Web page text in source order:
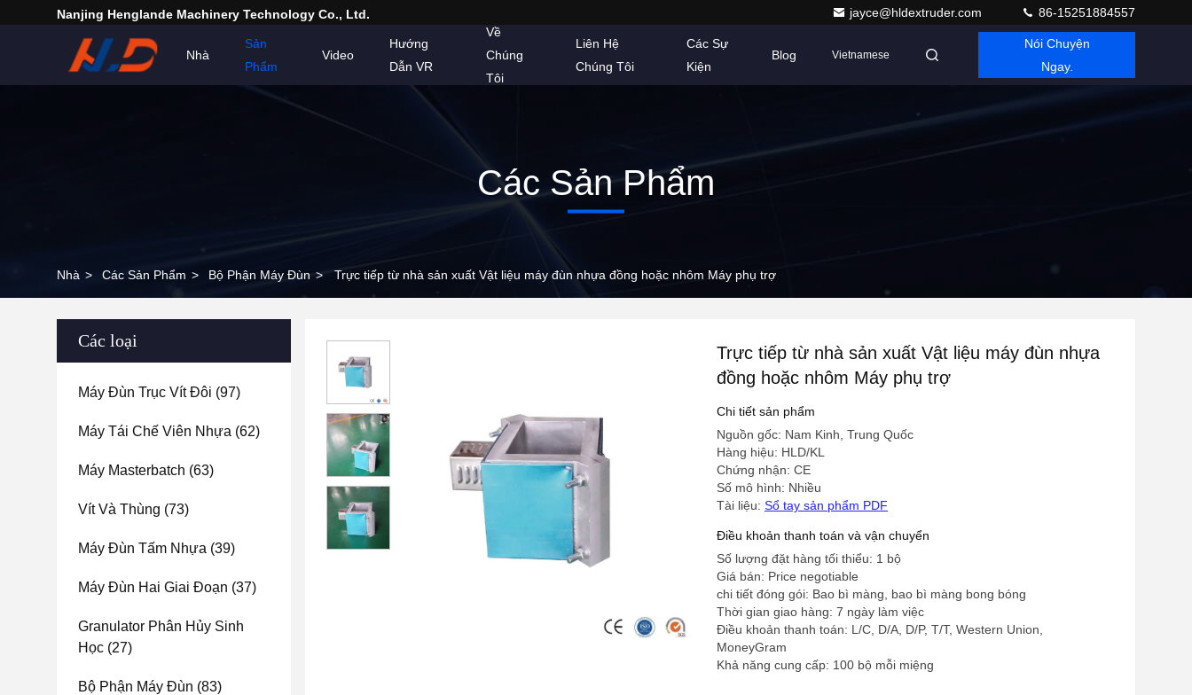
Nanjing Henglande Machinery Technology Co., Ltd. jayce@hldextruder.com 86-15251884557
Nhà
Sản
Phẩm
Video
Hướng
Dẫn VR
Về
Chúng
Tôi
Liên Hệ
Chúng Tôi
Các Sự
Kiện
Blog Vietnamese
Nói Chuyện
Ngay.
Các Sản Phẩm
Nhà > Các Sản Phẩm > Bộ Phận Máy Đùn > Trực tiếp từ nhà sản xuất Vật liệu máy đùn nhựa đồng hoặc nhôm Máy phụ trợ
Các loại
Máy Đùn Trục Vít Đôi (97)
Máy Tái Chế Viên Nhựa (62)
Máy Masterbatch (63)
Vít Và Thùng (73)
Máy Đùn Tấm Nhựa (39)
Máy Đùn Hai Giai Đoạn (37)
Granulator Phân Hủy Sinh
Học (27)
Bộ Phận Máy Đùn (83)
Trực tiếp từ nhà sản xuất Vật liệu máy đùn nhựa
đồng hoặc nhôm Máy phụ trợ
Chi tiết sản phẩm
Nguồn gốc: Nam Kinh, Trung Quốc
Hàng hiệu: HLD/KL
Chứng nhận: CE
Số mô hình: Nhiều
Tài liệu: Sổ tay sản phẩm PDF
Điều khoản thanh toán và vận chuyển
Số lượng đặt hàng tối thiểu: 1 bộ
Giá bán: Price negotiable
chi tiết đóng gói: Bao bì màng, bao bì màng bong bóng
Thời gian giao hàng: 7 ngày làm việc
Điều khoản thanh toán: L/C, D/A, D/P, T/T, Western Union,
MoneyGram
Khả năng cung cấp: 100 bộ mỗi miệng